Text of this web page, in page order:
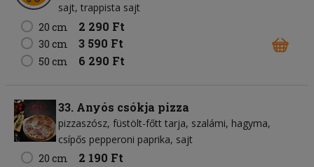
sajt trappista sajt
20 cm
2 290 Ft
30 cm 3 590 Ft
50 cm 6 290 Ft
33. Anyós csókja pizza
pizzaszósz füstölt-főtt tarja szalámi hagyma
csípős pepperoni paprika sajt
20 cm
2 190 Ft